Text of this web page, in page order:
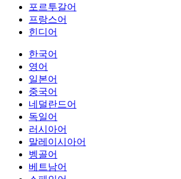
포르투갈어
프랑스어
힌디어
한국어
영어
일본어
중국어
네덜란드어
독일어
러시아어
말레이시아어
벵골어
베트남어